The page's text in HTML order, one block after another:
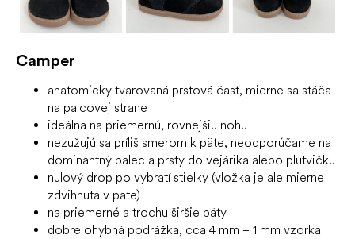
Camper
anatomicky tvarovaná prstová časť, mierne sa stáča
na palcovej strane
ideálna na priemernú, rovnejšiu nohu
nezužujú sa príliš smerom k päte, neodporúčame na
dominantný palec a prsty do vejárika alebo plutvičku
nulový drop po vybratí stielky (vložka je ale mierne
zdvihnutá v päte)
na priemerné a trochu širšie päty
dobre ohybná podrážka, cca 4 mm + 1 mm vzorka